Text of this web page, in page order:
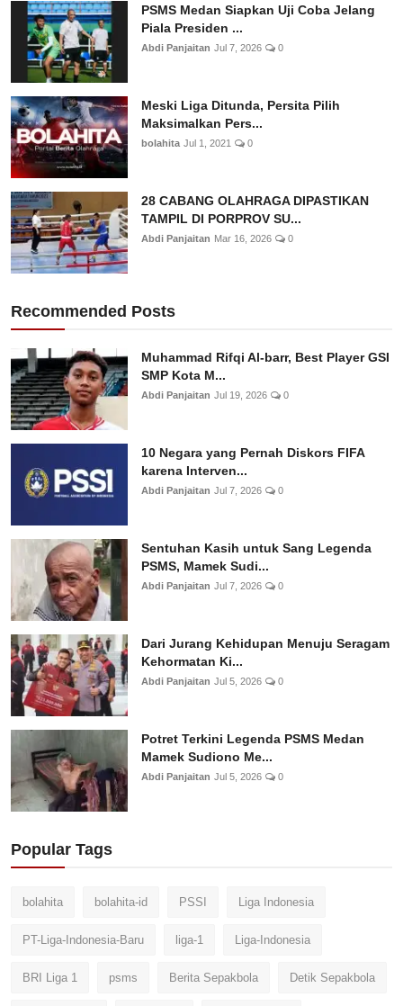
PSMS Medan Siapkan Uji Coba Jelang
Piala Presiden ...
Abdi Panjaitan Jul 7, 2026 0
Meski Liga Ditunda, Persita Pilih
Maksimalkan Pers...
bolahita Jul 1, 2021 0
28 CABANG OLAHRAGA DIPASTIKAN
TAMPIL DI PORPROV SU...
Abdi Panjaitan Mar 16, 2026 0
Recommended Posts
Muhammad Rifqi Al-barr, Best Player GSI
SMP Kota M...
Abdi Panjaitan Jul 19, 2026 0
10 Negara yang Pernah Diskors FIFA
karena Interven...
Abdi Panjaitan Jul 7, 2026 0
Sentuhan Kasih untuk Sang Legenda
PSMS, Mamek Sudi...
Abdi Panjaitan Jul 7, 2026 0
Dari Jurang Kehidupan Menuju Seragam
Kehormatan Ki...
Abdi Panjaitan Jul 5, 2026 0
Potret Terkini Legenda PSMS Medan
Mamek Sudiono Me...
Abdi Panjaitan Jul 5, 2026 0
Popular Tags
bolahita bolahita-id PSSI Liga Indonesia
PT-Liga-Indonesia-Baru liga-1 Liga-Indonesia
BRI Liga 1 psms Berita Sepakbola Detik Sepakbola